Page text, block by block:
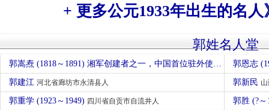
+ 更多公元1933年出生的名人
郭姓名人堂
郭嵩焘 (1818～1891) 湘军创建者之一，中国首位驻外使节 湖南省岳阳
郭恩志
郭建江 河北省廊坊市永清县人 郭新民
郭重学 (1923～1949) 四川省自贡市自流井人 郭胜 (?